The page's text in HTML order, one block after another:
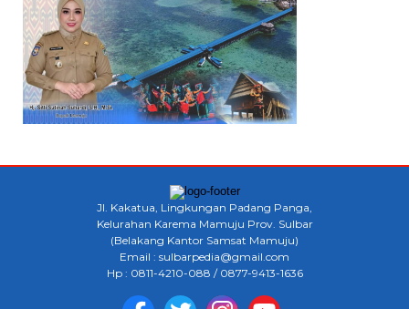
Jl. Kakatua, Lingkungan Padang Panga,
Kelurahan Karema Mamuju Prov. Sulbar
(Belakang Kantor Samsat Mamuju)
Email : sulbarpedia@gmail.com
Hp : 0811-4210-088 / 0877-9413-1636